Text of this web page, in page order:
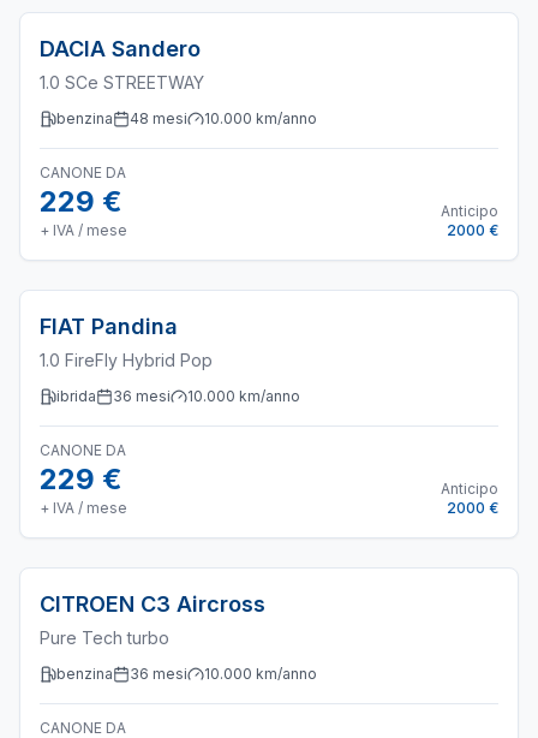
DACIA Sandero
1.0 SCe STREETWAY
benzina 48 mesi 10.000 km/anno
CANONE DA
229 €
+ IVA / mese
Anticipo
2000 €
FIAT Pandina
1.0 FireFly Hybrid Pop
ibrida 36 mesi 10.000 km/anno
CANONE DA
229 €
+ IVA / mese
Anticipo
2000 €
CITROEN C3 Aircross
Pure Tech turbo
benzina 36 mesi 10.000 km/anno
CANONE DA